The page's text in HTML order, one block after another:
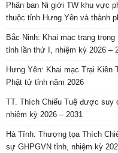
Phân ban Ni giới TW khu vực
thuộc tỉnh Hưng Yên và thành
Bắc Ninh: Khai mạc trang
tỉnh lần thứ I, nhiệm kỳ 2026 –
Hưng Yên: Khai mạc Trại Kiền
Phật tử tỉnh năm 2026
TT. Thích Chiếu Tuệ được suy
nhiệm kỳ 2026 – 2031
Hà Tĩnh: Thượng tọa Thích
sự GHPGVN tỉnh, nhiệm kỳ